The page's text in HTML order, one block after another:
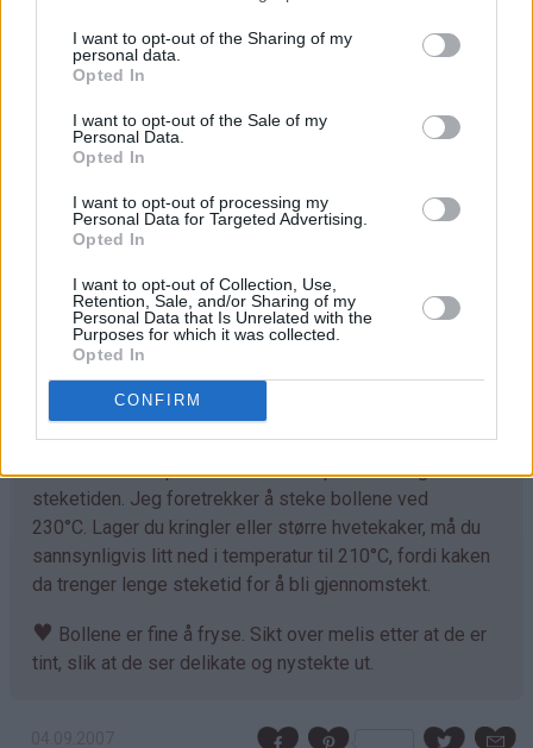
I want to opt-out of the Sharing of my
personal data.
Opted In
I want to opt-out of the Sale of my
Personal Data.
Opted In
I want to opt-out of processing my
Personal Data for Targeted Advertising.
Opted In
I want to opt-out of Collection, Use,
Retention, Sale, and/or Sharing of my
Personal Data that Is Unrelated with the
Purposes for which it was collected.
Opted In
CONFIRM
Trill ut bollene med en gang (ca 40 stk) og legg dem på
bakepapirdekkede stekeplater. La dem heve lunt i 1
Stek bollene midt i ovnen ved 230°C i 7-10 minutter.
Tilpass melmengden. Det kan hende du trenger litt
mer enn det som er angitt i oppskriften. Deigen skal
være god å trille og ikke løs og klissete.
♥
Det går fint å bruke denne deigen til å lage
kanelboller, skolebrød, kringle og andre typer gjærbakst.
Eneste du må tilpasse er steketemperaturen og
steketiden. Jeg foretrekker å steke bollene ved
230°C. Lager du kringler eller større hvetekaker, må du
sannsynligvis litt ned i temperatur til 210°C, fordi kaken
da trenger lenge steketid for å bli gjennomstekt.
♥ Bollene er fine å fryse. Sikt over melis etter at de er
tint, slik at de ser delikate og nystekte ut.